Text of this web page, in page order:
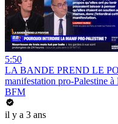
5:50
LA BANDE PREND LE
manifestation pro-Palestine à
BFM
il y a 3 ans